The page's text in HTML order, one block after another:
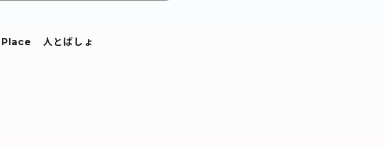
Place 人とばしょ